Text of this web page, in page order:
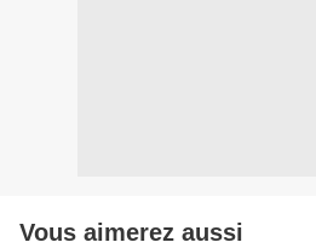
Vous aimerez aussi